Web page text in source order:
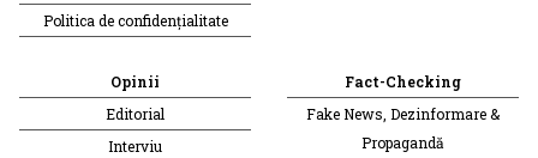
Politica de confidențialitate
Opinii
Editorial
Interviu
Fact-Checking
Fake News, Dezinformare &
Propagandă